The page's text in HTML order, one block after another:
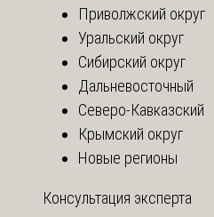
Приволжский округ
Уральский округ
Сибирский округ
Дальневосточный
Северо-Кавказский
Крымский округ
Новые регионы
Консультация эксперта